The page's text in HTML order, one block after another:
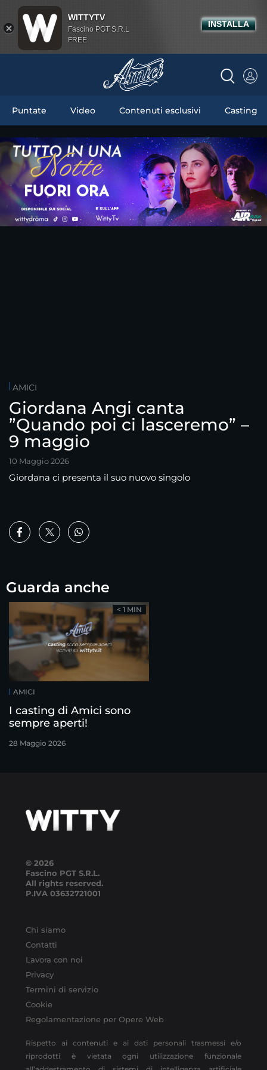
Puntate Video Contenuti esclusivi Casting
AMICI
Giordana Angi canta
”Quando poi ci lasceremo” –
9 maggio
10 Maggio 2026
Giordana ci presenta il suo nuovo singolo
Guarda anche
AMICI
I casting di Amici sono
sempre aperti!
28 Maggio 2026
< 1 MIN
© 2026
Fascino PGT S.R.L.
All rights reserved.
P.IVA 03632721001
Chi siamo
Contatti
Lavora con noi
Privacy
Termini di servizio
Cookie
Regolamentazione per Opere Web
Rispetto ai contenuti e ai dati personali trasmessi e/o
riprodotti è vietata ogni utilizzazione funzionale
WITTYTV
Fascino PGT S.R.L
FREE
INSTALLA